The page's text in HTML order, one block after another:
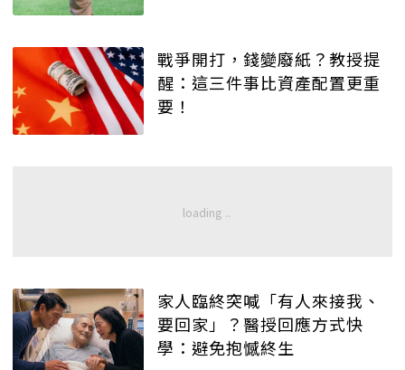
戰爭開打，錢變廢紙？教授提
醒：這三件事比資產配置更重
要！
家人臨終突喊「有人來接我、
要回家」？醫授回應方式快
學：避免抱憾終生